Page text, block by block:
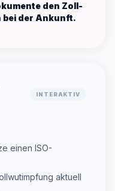
den Zoll-
bei der Ankunft.
INTERAKTIV
einen ISO-
aktuell